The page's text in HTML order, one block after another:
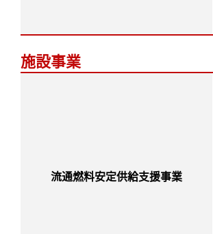
施設事業
流通燃料安定供給支援事業